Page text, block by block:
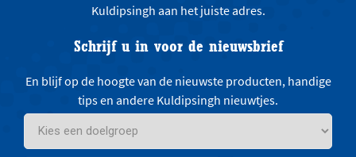
Kuldipsingh aan het juiste adres.
Schrijf u in voor de nieuwsbrief
En blijf op de hoogte van de nieuwste producten, handige
tips en andere Kuldipsingh nieuwtjes.